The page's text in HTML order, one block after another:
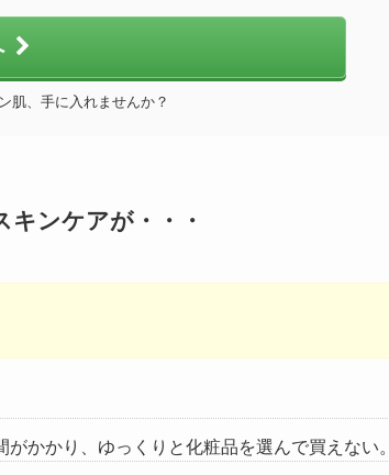
肌、手に入れませんか？
ンケアが・・・
かかり、ゆっくりと化粧品を選んで買えない。